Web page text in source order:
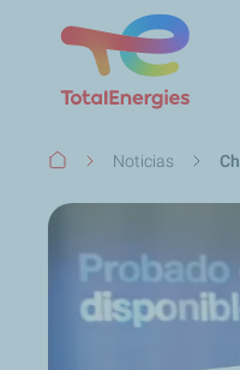
Ruta
navegación
Noticias